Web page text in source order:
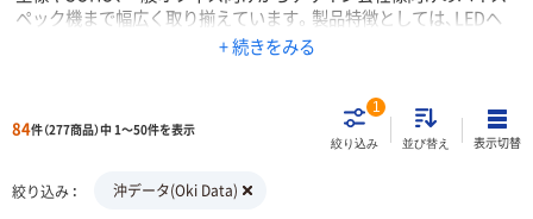
ペック機まで幅広く取り揃えています。製品特徴としては、LEDヘ
ッドを搭載することにより内部構造がシンプルなため、トナーカー
は業界初のサービス、5年間無償保証により修理コストを削減し、お
客様のビジネス効率の向上とTCO削減に貢献します。
+ 続きをみる
84件（277商品）中 1～50件を表示
絞り込み
1
並び替え 表示切替
絞り込み 沖データ(Oki Data)